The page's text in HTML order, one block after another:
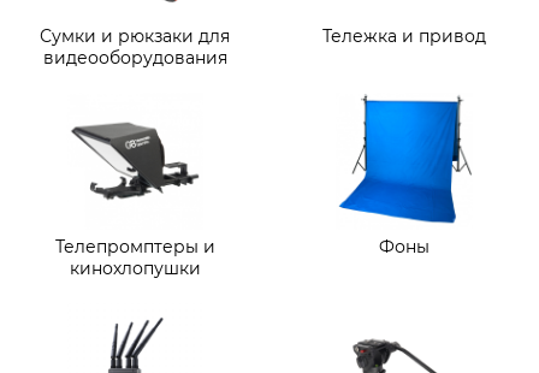
Сумки и рюкзаки для
видеооборудования
Тележка и привод
Телепромптеры и
кинохлопушки
Фоны